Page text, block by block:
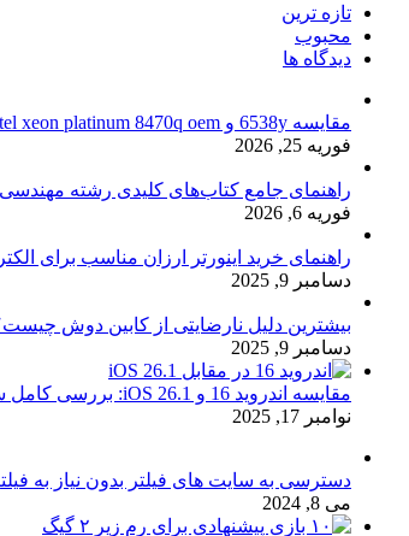
تازه ترین
محبوب
دیدگاه ها
مقایسه 6538y و intel xeon platinum 8470q oem
فوریه 25, 2026
راهنمای جامع کتاب‌های کلیدی رشته
فوریه 6, 2026
راهنمای خرید اینورتر ارزان مناسب برای
دسامبر 9, 2025
بیشترین دلیل نارضایتی از کابین دوش
دسامبر 9, 2025
مقایسه اندروید 16 و iOS 26.1: بررسی کامل سرعت، امنیت و تجربه کاربری
نوامبر 17, 2025
دسترسی به سایت های فیلتر بدون نیاز به
می 8, 2024